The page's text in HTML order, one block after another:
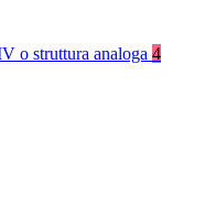
o struttura analoga 4